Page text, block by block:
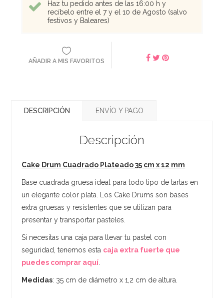
Haz tu pedido antes de las 16:00 h y
recíbelo entre el 7 y el 10 de Agosto (salvo
festivos y Baleares)
AÑADIR A MIS FAVORITOS
DESCRIPCIÓN ENVÍO Y PAGO
Descripción
Cake Drum Cuadrado Plateado 35 cm x 12 mm
Base cuadrada gruesa ideal para todo tipo de tartas en
un elegante color plata. Los Cake Drums son bases
extra gruesas y resistentes que se utilizan para
presentar y transportar pasteles.
Si necesitas una caja para llevar tu pastel con
seguridad, tenemos esta caja extra fuerte que
puedes comprar aquí
Medidas: 35 cm de diámetro x 1,2 cm de altura.